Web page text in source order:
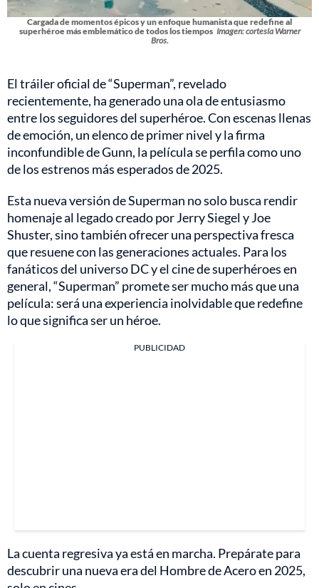
Cargada de momentos épicos y un enfoque humanista que redefine al
superhéroe más emblemático de todos los tiempos Imagen: cortesía Warner
Bros.
El tráiler oficial de “Superman”, revelado
recientemente, ha generado una ola de entusiasmo
entre los seguidores del superhéroe. Con escenas llenas
de emoción, un elenco de primer nivel y la firma
inconfundible de Gunn, la película se perfila como uno
de los estrenos más esperados de 2025.
Esta nueva versión de Superman no solo busca rendir
homenaje al legado creado por Jerry Siegel y Joe
Shuster, sino también ofrecer una perspectiva fresca
que resuene con las generaciones actuales. Para los
fanáticos del universo DC y el cine de superhéroes en
general, “Superman” promete ser mucho más que una
película: será una experiencia inolvidable que redefine
lo que significa ser un héroe.
PUBLICIDAD
La cuenta regresiva ya está en marcha. Prepárate para
descubrir una nueva era del Hombre de Acero en 2025,